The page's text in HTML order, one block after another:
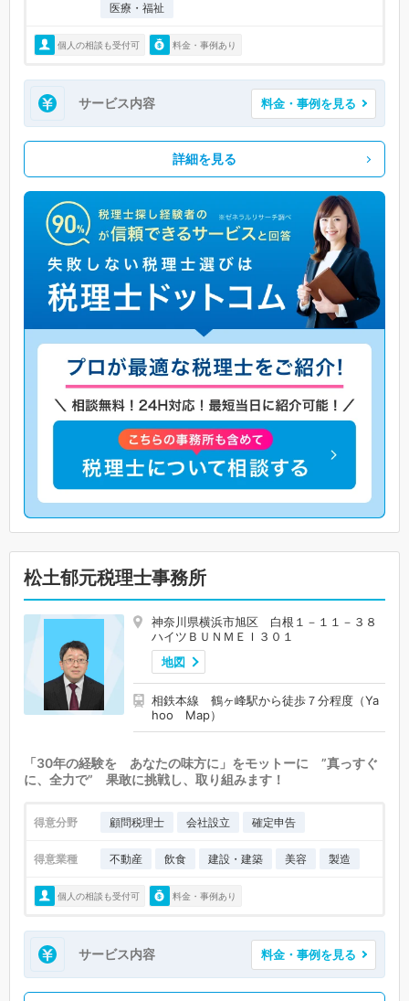
医療・福祉
個人の相談も受付可 料金・事例あり
サービス内容 料金・事例を見る
詳細を見る
松土郁元税理士事務所
神奈川県横浜市旭区 白根１－１１－３８
ハイツＢＵＮＭＥＩ３０１
地図
相鉄本線 鶴ヶ峰駅から徒歩７分程度（Ya
hoo Map）
「30年の経験を あなたの味方に」をモットーに ”真っすぐ
に、全力で” 果敢に挑戦し、取り組みます！
得意分野 顧問税理士 会社設立 確定申告
得意業種 不動産 飲食 建設・建築 美容 製造
個人の相談も受付可 料金・事例あり
サービス内容 料金・事例を見る